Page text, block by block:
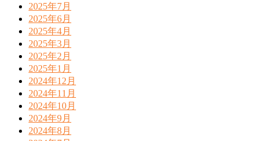
2025年7月
2025年6月
2025年4月
2025年3月
2025年2月
2025年1月
2024年12月
2024年11月
2024年10月
2024年9月
2024年8月